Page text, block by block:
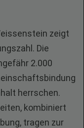
zeigt
Die
2.000
herrschen.
kombiniert
tragen zur